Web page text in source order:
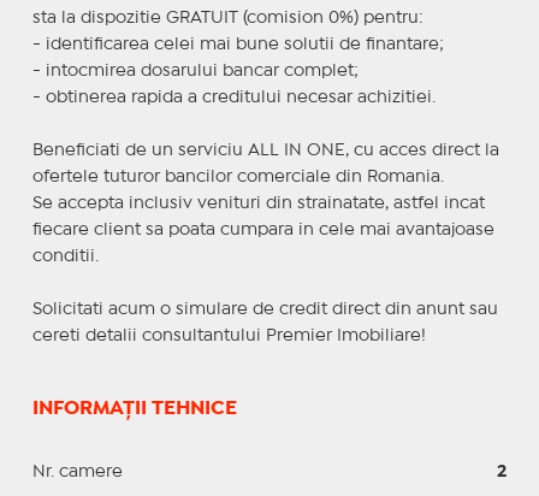
sta la dispozitie GRATUIT (comision 0%) pentru:
- identificarea celei mai bune solutii de finantare;
- intocmirea dosarului bancar complet;
- obtinerea rapida a creditului necesar achizitiei.
Beneficiati de un serviciu ALL IN ONE, cu acces direct la
ofertele tuturor bancilor comerciale din Romania.
Se accepta inclusiv venituri din strainatate, astfel incat
fiecare client sa poata cumpara in cele mai avantajoase
conditii.
Solicitati acum o simulare de credit direct din anunt sau
cereti detalii consultantului Premier Imobiliare!
INFORMAȚII TEHNICE
Nr. camere 2